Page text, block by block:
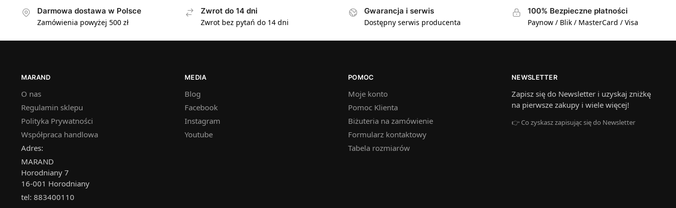
Darmowa dostawa w Polsce
Zamówienia powyżej 500 zł
Zwrot do 14 dni
Zwrot bez pytań do 14 dni
Gwarancja i serwis
Dostępny serwis producenta
100% Bezpieczne płatności
Paynow / Blik / MasterCard / Visa
MARAND
O nas
Regulamin sklepu
Polityka Prywatności
Współpraca handlowa
Adres:
MARAND
Horodniany 7
16-001 Horodniany
tel: 883400110
MEDIA
Blog
Facebook
Instagram
Youtube
POMOC
Moje konto
Pomoc Klienta
Biżuteria na zamówienie
Formularz kontaktowy
Tabela rozmiarów
NEWSLETTER
Zapisz się do Newsletter i uzyskaj zniżkę
na pierwsze zakupy i wiele więcej!
👉 Co zyskasz zapisując się do Newsletter